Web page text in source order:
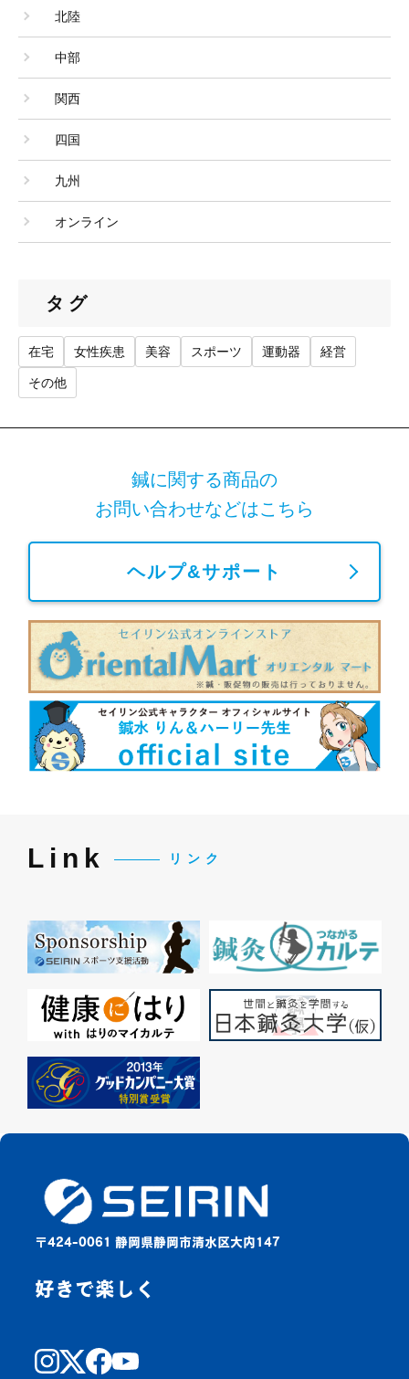
北陸
中部
関西
四国
九州
オンライン
タグ
在宅 女性疾患 美容 スポーツ 運動器 経営
その他
鍼に関する商品の
お問い合わせなどはこちら
ヘルプ&サポート
Link リンク
〒424-0061 静岡県静岡市清水区大内147
好きで楽しく